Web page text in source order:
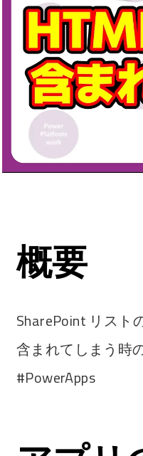
概要
SharePoint リスト
含まれてしまう時
#PowerApps